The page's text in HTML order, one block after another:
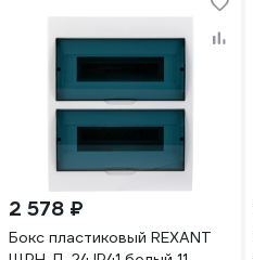
2 578 ₽
Бокс пластиковый REXANT